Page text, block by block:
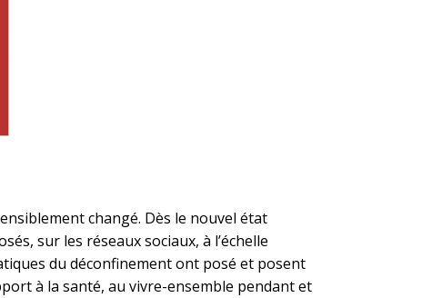
changé. Dès le nouvel état
sur les réseaux sociaux, à l’échelle
du déconfinement ont posé et posent
à la santé, au vivre-ensemble pendant et